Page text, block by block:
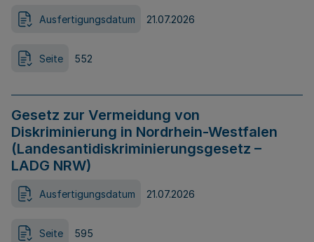
Ausfertigungsdatum 21.07.2026
Seite 552
Gesetz zur Vermeidung von
Diskriminierung in Nordrhein-Westfalen
(Landesantidiskriminierungsgesetz –
LADG NRW)
Ausfertigungsdatum 21.07.2026
Seite 595